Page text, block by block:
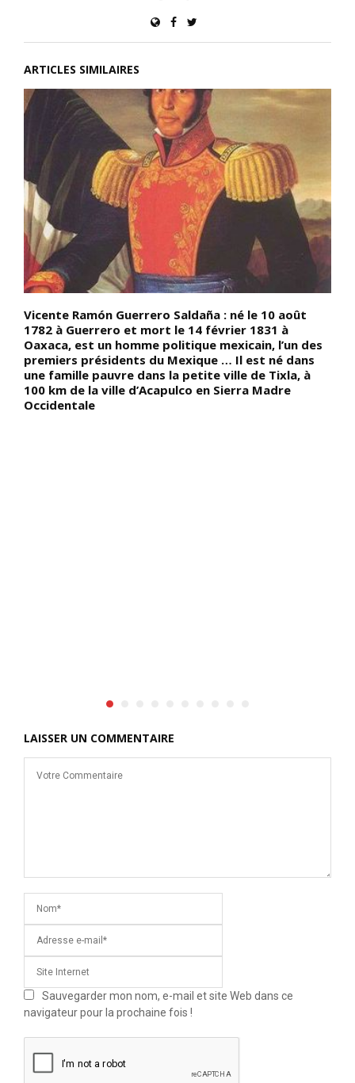
ARTICLES SIMILAIRES
Vicente Ramón Guerrero Saldaña : né le 10 août
1782 à Guerrero et mort le 14 février 1831 à
Oaxaca, est un homme politique mexicain, l’un des
premiers présidents du Mexique … Il est né dans
une famille pauvre dans la petite ville de Tixla, à
100 km de la ville d’Acapulco en Sierra Madre
Occidentale
LAISSER UN COMMENTAIRE
Sauvegarder mon nom, e-mail et site Web dans ce
navigateur pour la prochaine fois !